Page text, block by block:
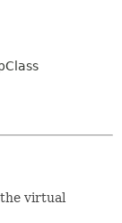
virtual